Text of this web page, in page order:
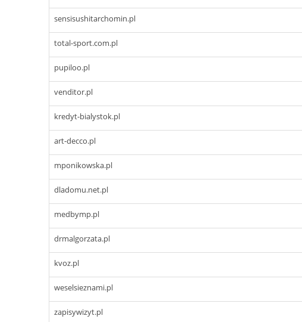
sensisushitarchomin.pl
total-sport.com.pl
pupiloo.pl
venditor.pl
kredyt-bialystok.pl
art-decco.pl
mponikowska.pl
dladomu.net.pl
medbymp.pl
drmalgorzata.pl
kvoz.pl
weselsieznami.pl
zapisywizyt.pl